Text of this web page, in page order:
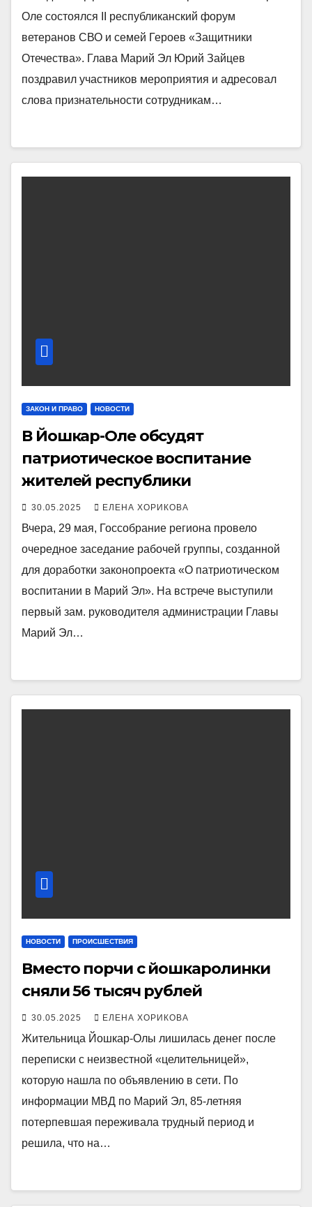
Оле состоялся II республиканский форум
ветеранов СВО и семей Героев «Защитники
Отечества». Глава Марий Эл Юрий Зайцев
поздравил участников мероприятия и адресовал
слова признательности сотрудникам…
ЗАКОН И ПРАВО НОВОСТИ
В Йошкар-Оле обсудят
патриотическое воспитание
жителей республики
30.05.2025 ЕЛЕНА ХОРИКОВА
Вчера, 29 мая, Госсобрание региона провело
очередное заседание рабочей группы, созданной
для доработки законопроекта «О патриотическом
воспитании в Марий Эл». На встрече выступили
первый зам. руководителя администрации Главы
Марий Эл…
НОВОСТИ ПРОИСШЕСТВИЯ
Вместо порчи с йошкаролинки
сняли 56 тысяч рублей
30.05.2025 ЕЛЕНА ХОРИКОВА
Жительница Йошкар-Олы лишилась денег после
переписки с неизвестной «целительницей»,
которую нашла по объявлению в сети. По
информации МВД по Марий Эл, 85-летняя
потерпевшая переживала трудный период и
решила, что на…